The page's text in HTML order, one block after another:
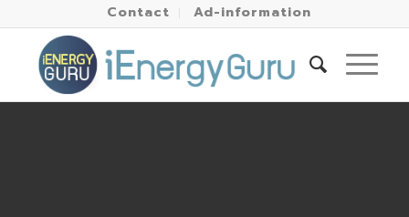
Contact Ad-information